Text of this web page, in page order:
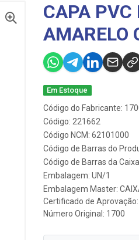
CAPA PVC
AMARELO
Em Estoque
Código do Fabricante:
Código: 221662
Código NCM: 62101000
Código de Barras do
Código de Barras da
Embalagem: UN/1
Embalagem Master:
Certificado de Aprovação:
Número Original: 1700